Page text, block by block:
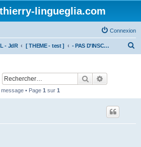
lingueglia.com
Connexion
- JdR [ THEME - test ] - PAS D'INSCRIPTION PUBLIQUE POUR L'INSTANT -
Rechercher
message • Page 1 sur 1